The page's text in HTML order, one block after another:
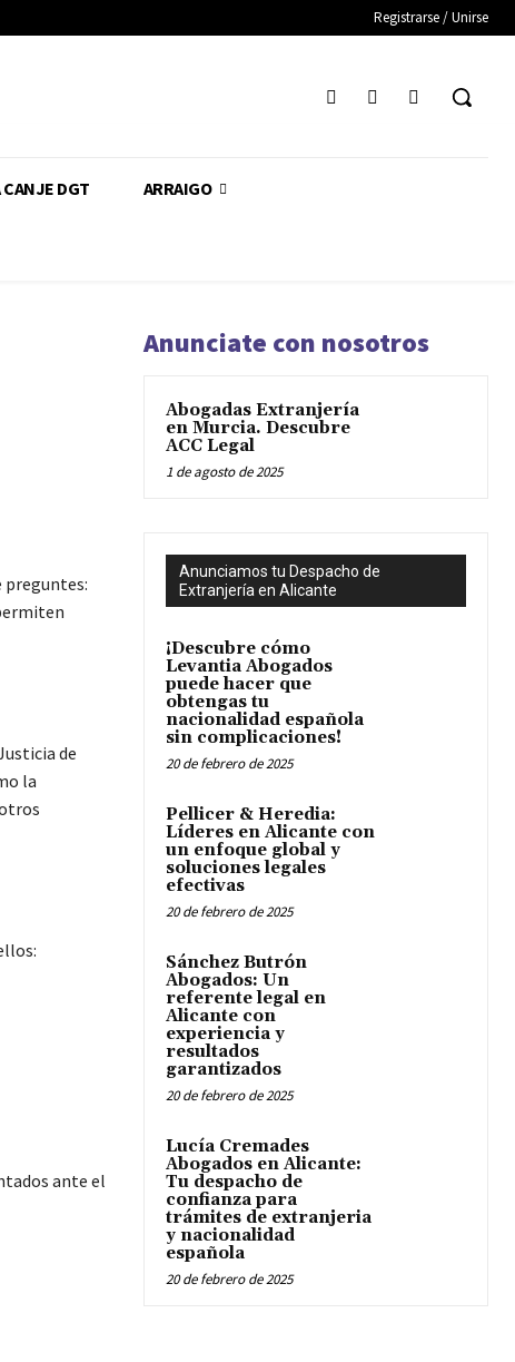
Registrarse / Unirse
CANJE DGT ARRAIGO
preguntes:
de
la
ante el
Anunciate con nosotros
Abogadas Extranjería
en Murcia. Descubre
ACC Legal
1 de agosto de 2025
Anunciamos tu Despacho de
Extranjería en Alicante
¡Descubre cómo
Levantia Abogados
puede hacer que
obtengas tu
nacionalidad española
sin complicaciones!
20 de febrero de 2025
Pellicer & Heredia:
Líderes en Alicante con
un enfoque global y
soluciones legales
efectivas
20 de febrero de 2025
Sánchez Butrón
Abogados: Un
referente legal en
Alicante con
experiencia y
resultados
garantizados
20 de febrero de 2025
Lucía Cremades
Abogados en Alicante:
Tu despacho de
confianza para
trámites de extranjeria
y nacionalidad
española
20 de febrero de 2025